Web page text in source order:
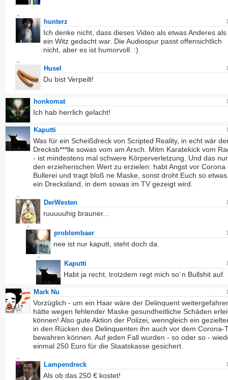
hunterz
Ich denke nicht, dass dieses Video als etwas Anderes als
ein Witz gedacht war. Die Audiospur passt offensichtlich
nicht, aber es ist humorvoll. :)
Husel
Du bist Verpeilt!
honkomat
Ich hab herrlich gelacht!
Kaputti
Was für ein Scheißdreck von Scripted Reality, in echt wär
Drecksb***lle sowas vom am Arsch. Mitm Karatekick vom
- ist mindestens mal schwere Körperverletzung. Und das
den erzieherischen Wert zu erzielen: habt Angst vor Corona
Bullerei und tragt bloß ne Maske, sonst droht Euch so
ein Drecksland, in dem sowas im TV gezeigt wird.
DerWesten
ruuuuuhig brauner...
problembaer
nee ist nur kaputt, steht doch da.
Kaputti
Habt ja recht, trotzdem regt mich so´n Bullshit auf.
Mark Nu
Vorzüglich - um ein Haar wäre der Delinquent
hätte wegen fehlender Maske gesundheitliche Schäden
können! Also gute Aktion der Polizei, wenngleich ein
in den Rücken des Delinquenten ihn auch vor dem Corona-
bewahren können. Auf jeden Fall wurden - so oder so -
einmal 250 Euro für die Staatskasse gesichert.
Lampendreck
Als ob das 250 € kostet!